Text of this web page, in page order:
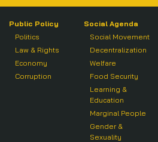
Public Policy
Politics
Law & Rights
Economy
Corruption
Social Agenda
Social Movement
Decentralization
Welfare
Food Security
Learning &
Education
Marginal People
Gender &
Sexuality